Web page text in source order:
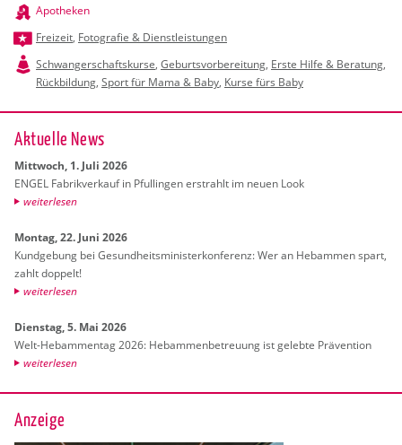
Apotheken
Freizeit, Fotografie & Dienstleistungen
Schwangerschaftskurse, Geburtsvorbereitung, Erste Hilfe & Beratung,
Rückbildung, Sport für Mama & Baby, Kurse fürs Baby
Ak­tu­el­le News
Mitt­woch, 1. Juli 2026
ENGEL Fa­brik­ver­kauf in Pful­lin­gen er­strahlt im neuen Look
wei­ter­le­sen
Mon­tag, 22. Juni 2026
Kund­ge­bung bei Ge­sund­heits­mi­nis­ter­kon­fe­renz: Wer an Heb­am­men spart,
zahlt dop­pelt!
wei­ter­le­sen
Diens­tag, 5. Mai 2026
Welt-Heb­am­men­tag 2026: Heb­am­men­be­treu­ung ist ge­leb­te Prä­ven­ti­on
wei­ter­le­sen
Anzeige